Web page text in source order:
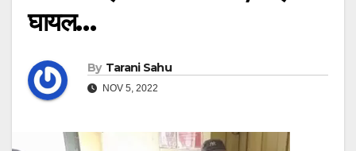
घायल…
By Tarani Sahu
NOV 5, 2022